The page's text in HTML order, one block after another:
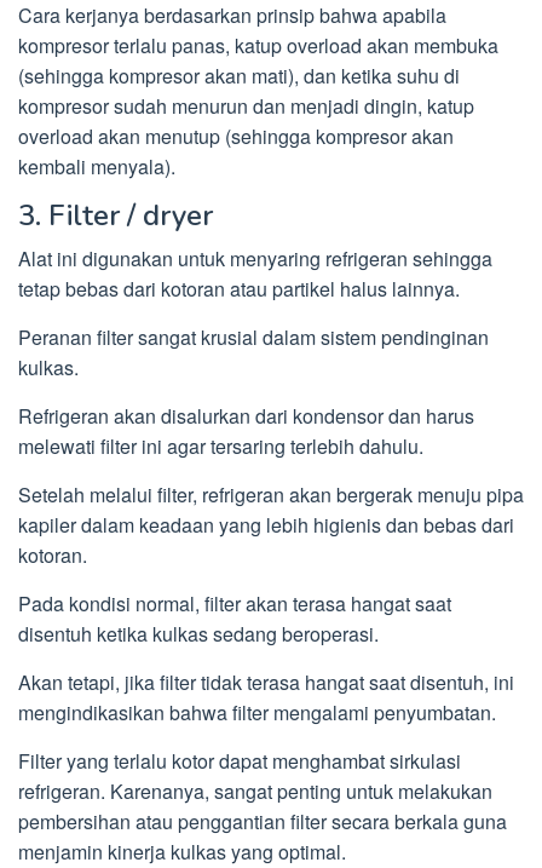
Cara kerjanya berdasarkan prinsip bahwa apabila
kompresor terlalu panas, katup overload akan membuka
(sehingga kompresor akan mati), dan ketika suhu di
kompresor sudah menurun dan menjadi dingin, katup
overload akan menutup (sehingga kompresor akan
kembali menyala).
3. Filter / dryer
Alat ini digunakan untuk menyaring refrigeran sehingga
tetap bebas dari kotoran atau partikel halus lainnya.
Peranan filter sangat krusial dalam sistem pendinginan
kulkas.
Refrigeran akan disalurkan dari kondensor dan harus
melewati filter ini agar tersaring terlebih dahulu.
Setelah melalui filter, refrigeran akan bergerak menuju pipa
kapiler dalam keadaan yang lebih higienis dan bebas dari
kotoran.
Pada kondisi normal, filter akan terasa hangat saat
disentuh ketika kulkas sedang beroperasi.
Akan tetapi, jika filter tidak terasa hangat saat disentuh, ini
mengindikasikan bahwa filter mengalami penyumbatan.
Filter yang terlalu kotor dapat menghambat sirkulasi
refrigeran. Karenanya, sangat penting untuk melakukan
pembersihan atau penggantian filter secara berkala guna
menjamin kinerja kulkas yang optimal.